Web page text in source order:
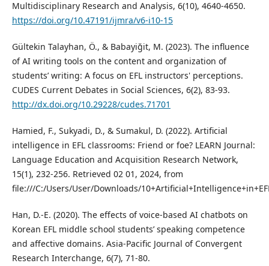
Multidisciplinary Research and Analysis, 6(10), 4640-4650.
https://doi.org/10.47191/ijmra/v6-i10-15
Gültekin Talayhan, Ö., & Babayiğit, M. (2023). The influence
of AI writing tools on the content and organization of
students’ writing: A focus on EFL instructors' perceptions.
CUDES Current Debates in Social Sciences, 6(2), 83-93.
http://dx.doi.org/10.29228/cudes.71701
Hamied, F., Sukyadi, D., & Sumakul, D. (2022). Artificial
intelligence in EFL classrooms: Friend or foe? LEARN Journal:
Language Education and Acquisition Research Network,
15(1), 232-256. Retrieved 02 01, 2024, from
file:///C:/Users/User/Downloads/
Han, D.-E. (2020). The effects of voice-based AI chatbots on
Korean EFL middle school students’ speaking competence
and affective domains. Asia-Pacific Journal of Convergent
Research Interchange, 6(7), 71-80.